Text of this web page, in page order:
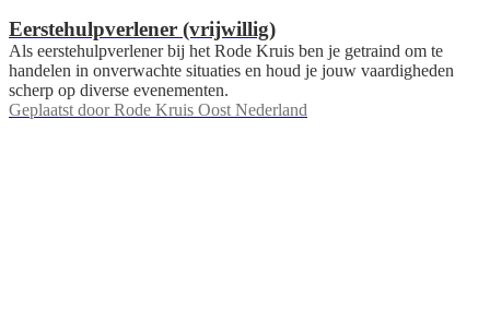
Eerstehulpverlener (vrijwillig)
Als eerstehulpverlener bij het Rode Kruis ben je getraind om te
handelen in onverwachte situaties en houd je jouw vaardigheden
scherp op diverse evenementen.
Geplaatst door Rode Kruis Oost Nederland